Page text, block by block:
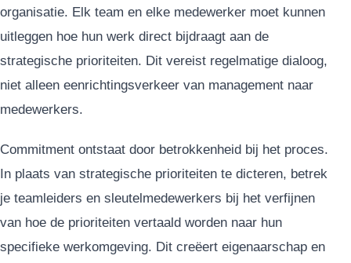
organisatie. Elk team en elke medewerker moet kunnen
uitleggen hoe hun werk direct bijdraagt aan de
strategische prioriteiten. Dit vereist regelmatige dialoog,
niet alleen eenrichtingsverkeer van management naar
medewerkers.
Commitment ontstaat door betrokkenheid bij het proces.
In plaats van strategische prioriteiten te dicteren, betrek
je teamleiders en sleutelmedewerkers bij het verfijnen
van hoe de prioriteiten vertaald worden naar hun
specifieke werkomgeving. Dit creëert eigenaarschap en